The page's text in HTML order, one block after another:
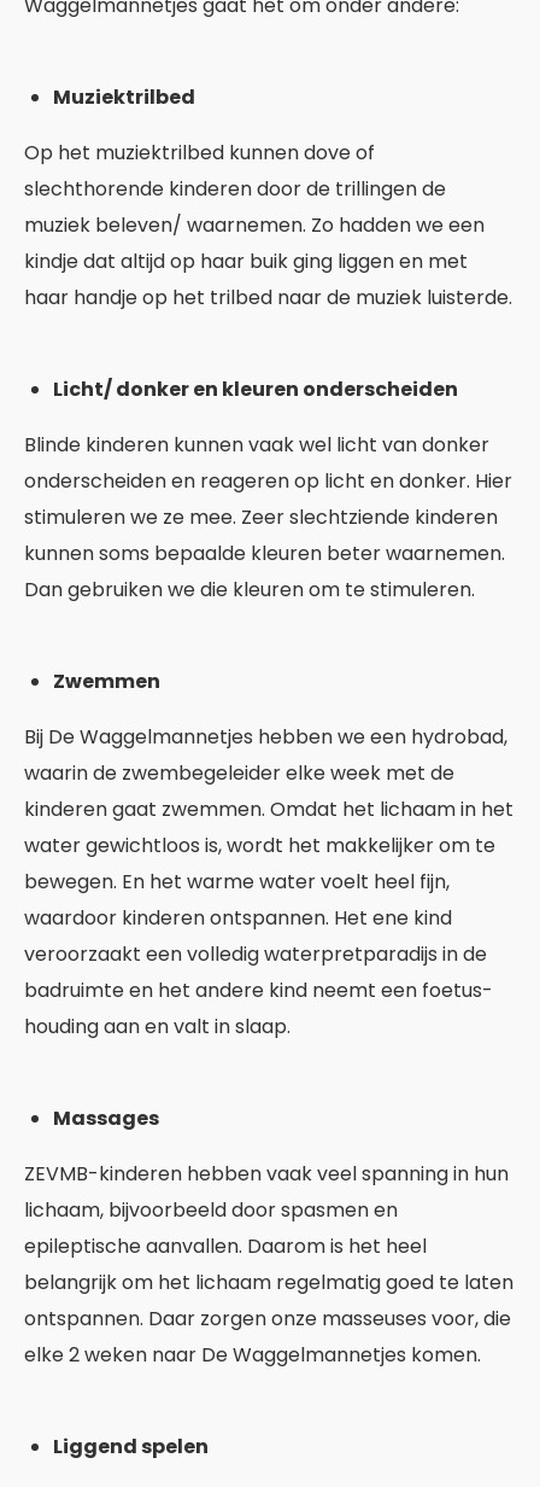
Muziektrilbed
Op het muziektrilbed kunnen dove of
slechthorende kinderen door de trillingen de
muziek beleven/ waarnemen. Zo hadden we een
kindje dat altijd op haar buik ging liggen en met
haar handje op het trilbed naar de muziek luisterde.
Licht/ donker en kleuren onderscheiden
Blinde kinderen kunnen vaak wel licht van donker
onderscheiden en reageren op licht en donker. Hier
stimuleren we ze mee. Zeer slechtziende kinderen
kunnen soms bepaalde kleuren beter waarnemen.
Dan gebruiken we die kleuren om te stimuleren.
Zwemmen
Bij De Waggelmannetjes hebben we een hydrobad,
waarin de zwembegeleider elke week met de
kinderen gaat zwemmen. Omdat het lichaam in het
water gewichtloos is, wordt het makkelijker om te
bewegen. En het warme water voelt heel fijn,
waardoor kinderen ontspannen. Het ene kind
veroorzaakt een volledig waterpretparadijs in de
badruimte en het andere kind neemt een foetus-
houding aan en valt in slaap.
Massages
ZEVMB-kinderen hebben vaak veel spanning in hun
lichaam, bijvoorbeeld door spasmen en
epileptische aanvallen. Daarom is het heel
belangrijk om het lichaam regelmatig goed te laten
ontspannen. Daar zorgen onze masseuses voor, die
elke 2 weken naar De Waggelmannetjes komen.
Liggend spelen